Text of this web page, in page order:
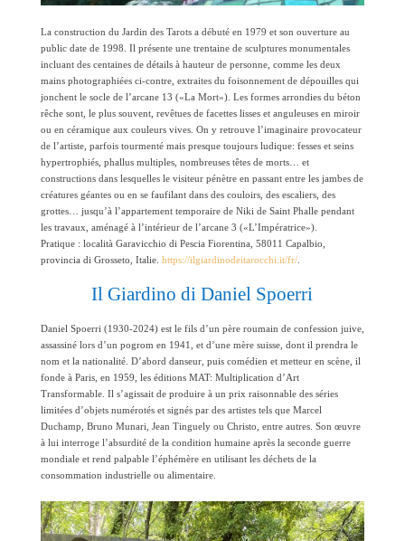
La construction du Jardin des Tarots a débuté en 1979 et son ouverture au
public date de 1998. Il présente une trentaine de sculptures monumentales
incluant des centaines de détails à hauteur de personne, comme les deux
mains photographiées ci-contre, extraites du foisonnement de dépouilles qui
jonchent le socle de l’arcane 13 («La Mort»). Les formes arrondies du béton
rêche sont, le plus souvent, revêtues de facettes lisses et anguleuses en miroir
ou en céramique aux couleurs vives. On y retrouve l’imaginaire provocateur
de l’artiste, parfois tourmenté mais presque toujours ludique: fesses et seins
hypertrophiés, phallus multiples, nombreuses têtes de morts… et
constructions dans lesquelles le visiteur pénètre en passant entre les jambes de
créatures géantes ou en se faufilant dans des couloirs, des escaliers, des
grottes… jusqu’à l’appartement temporaire de Niki de Saint Phalle pendant
les travaux, aménagé à l’intérieur de l’arcane 3 («L’Impératrice»).
Pratique : località Garavicchio di Pescia Fiorentina, 58011 Capalbio,
provincia di Grosseto, Italie. https://ilgiardinodeitarocchi.it/fr/.
Il Giardino di Daniel Spoerri
Daniel Spoerri (1930-2024) est le fils d’un père roumain de confession juive,
assassiné lors d’un pogrom en 1941, et d’une mère suisse, dont il prendra le
nom et la nationalité. D’abord danseur, puis comédien et metteur en scène, il
fonde à Paris, en 1959, les éditions MAT: Multiplication d’Art
Transformable. Il s’agissait de produire à un prix raisonnable des séries
limitées d’objets numérotés et signés par des artistes tels que Marcel
Duchamp, Bruno Munari, Jean Tinguely ou Christo, entre autres. Son œuvre
à lui interroge l’absurdité de la condition humaine après la seconde guerre
mondiale et rend palpable l’éphémère en utilisant les déchets de la
consommation industrielle ou alimentaire.